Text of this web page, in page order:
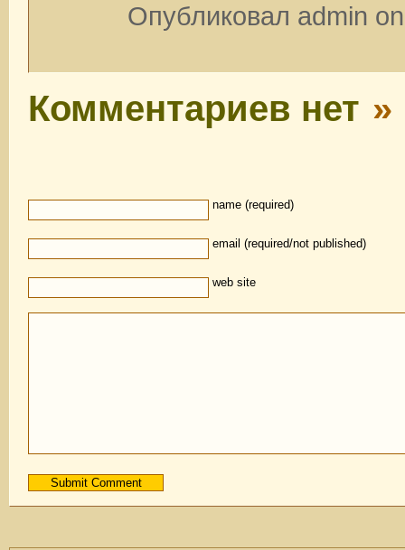
Опубликовал admin
Комментариев нет »
name (required)
email (required/not published)
web site